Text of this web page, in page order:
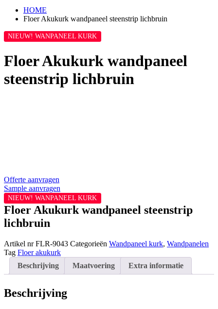
HOME
Floer Akukurk wandpaneel steenstrip lichbruin
NIEUW! WANPANEEL KURK
Floer Akukurk wandpaneel
steenstrip lichbruin
Offerte aanvragen
Sample aanvragen
NIEUW! WANPANEEL KURK
Floer Akukurk wandpaneel steenstrip
lichbruin
Artikel nrFLR-9043 Categorieën Wandpaneel kurk, Wandpanelen
Tag Floer akukurk
Beschrijving
Maatvoering Extra informatie
Beschrijving